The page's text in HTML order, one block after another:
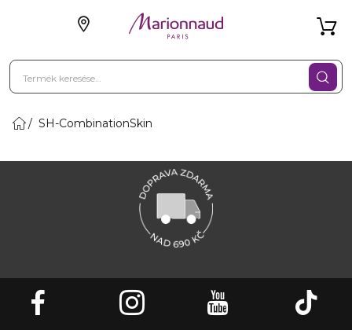
SH-CombinationSkin